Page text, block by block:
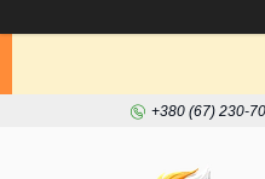
+380 (67) 230-